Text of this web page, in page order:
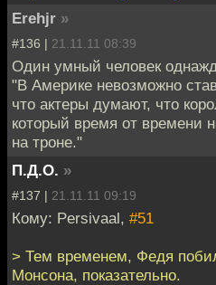
Erehjr »
#136 | 21.11.11 08:39
Один умный человек
"В Америке невозможно
что актеры думают, что
который время от времени
на троне."
П.Д.О. »
#137 | 21.11.11 09:19
Кому: Persivaal, #51
> Тем временем, Федя
Монсона, показательно.